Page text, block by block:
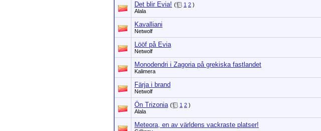
Det blir Evia! ( 1 2 )
Alala
Kavalliani
Netwolf
Lööf på Evia
Netwolf
Monodendri i Zagoria på grekiska fastlandet
Kalimera
Färja i brand
Netwolf
Ön Trizonia ( 1 2 )
Alala
Meteora, en av världens vackraste platser!